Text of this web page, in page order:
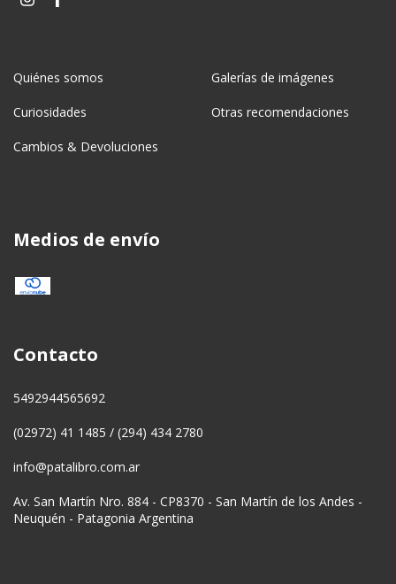
Quiénes somos Galerías de imágenes
Curiosidades Otras recomendaciones
Cambios & Devoluciones
Medios de envío
Contacto
5492944565692
(02972) 41 1485 / (294) 434 2780
info@patalibro.com.ar
Av. San Martín Nro. 884 - CP8370 - San Martín de los Andes -
Neuquén - Patagonia Argentina